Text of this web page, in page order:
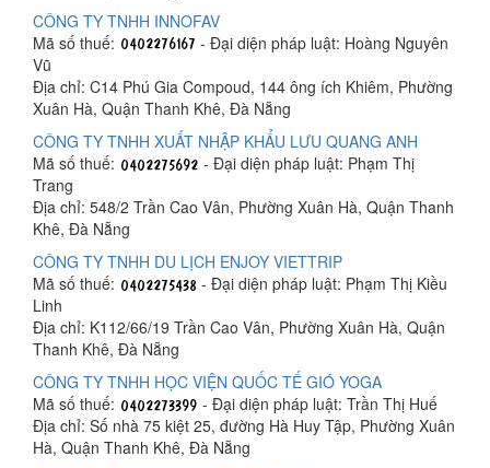
CÔNG TY TNHH INNOFAV
Mã số thuế:
- Đại diện pháp luật: Hoàng Nguyên
Vũ
Địa chỉ: C14 Phú Gia Compoud, 144 ông ích Khiêm, Phường
Xuân Hà, Quận Thanh Khê, Đà Nẵng
CÔNG TY TNHH XUẤT NHẬP KHẨU LƯU QUANG ANH
Mã số thuế:
- Đại diện pháp luật: Phạm Thị
Trang
Địa chỉ: 548/2 Trần Cao Vân, Phường Xuân Hà, Quận Thanh
Khê, Đà Nẵng
CÔNG TY TNHH DU LỊCH ENJOY VIETTRIP
Mã số thuế:
- Đại diện pháp luật: Phạm Thị Kiều
Linh
Địa chỉ: K112/66/19 Trần Cao Vân, Phường Xuân Hà, Quận
Thanh Khê, Đà Nẵng
CÔNG TY TNHH HỌC VIỆN QUỐC TẾ GIÓ YOGA
Mã số thuế:
- Đại diện pháp luật: Trần Thị Huế
Địa chỉ: Số nhà 75 kiệt 25, đường Hà Huy Tập, Phường Xuân
Hà, Quận Thanh Khê, Đà Nẵng